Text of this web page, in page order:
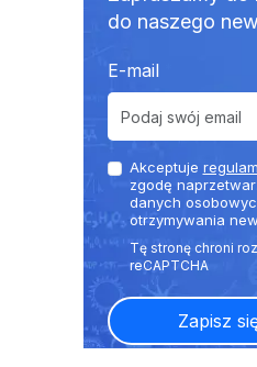
do naszego
E-mail
Akceptuje
zgodę
danych
otrzymywania